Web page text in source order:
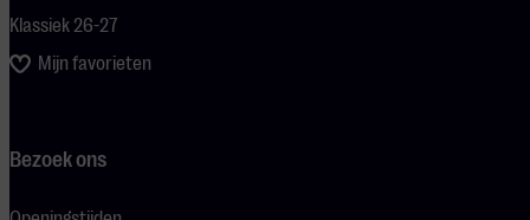
Klassiek 26-27
Mijn favorieten
Bezoek ons